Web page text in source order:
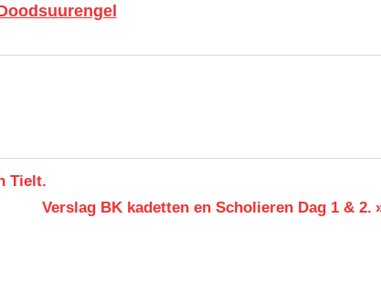
Tielt.
Next
Verslag BK kadetten en Scholieren Dag 1 & 2.